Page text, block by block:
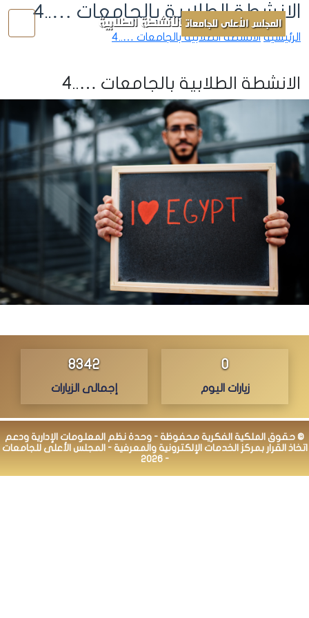
المجلس الأعلى للجامعات الأنشطة الطلابية
الانشطة الطلابية بالجامعات …..4
الرئيسية الانشطة الطلابية بالجامعات …..4
الانشطة الطلابية بالجامعات …..4
0
زيارات اليوم
8342
إجمالى الزيارات
© حقوق الملكية الفكرية محفوظة - وحدة نظم المعلومات الإدارية ودعم
اتخاذ القرار بمركز الخدمات الإلكترونية والمعرفية - المجلس الأعلى للجامعات
- 2026